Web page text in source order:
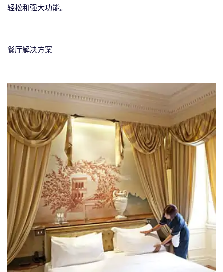
轻松和强大功能。
餐厅解决方案